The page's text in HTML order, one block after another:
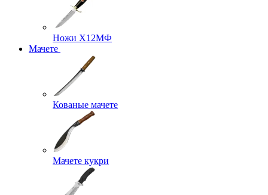
Ножи Х12МФ
Мачете
Кованые мачете
Мачете кукри